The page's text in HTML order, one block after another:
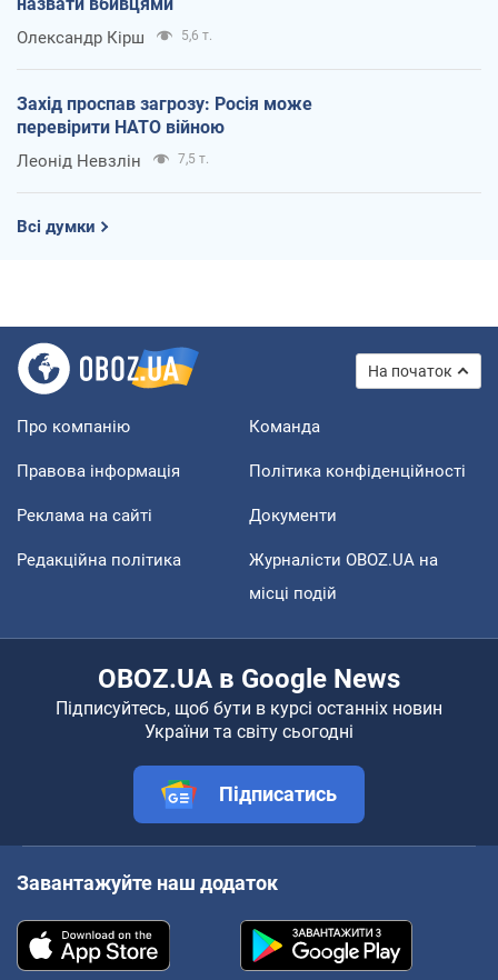
Олександр Кірш 5,6 т.
Захід проспав загрозу: Росія може
перевірити НАТО війною
Леонід Невзлін 7,5 т.
Всі думки
На початок
Про компанію Команда
Правова інформація Політика конфіденційності
Реклама на сайті Документи
Редакційна політика
Журналісти OBOZ.UA на
місці подій
OBOZ.UA в Google News
Підписуйтесь, щоб бути в курсі останніх новин
України та світу сьогодні
Підписатись
Завантажуйте наш додаток